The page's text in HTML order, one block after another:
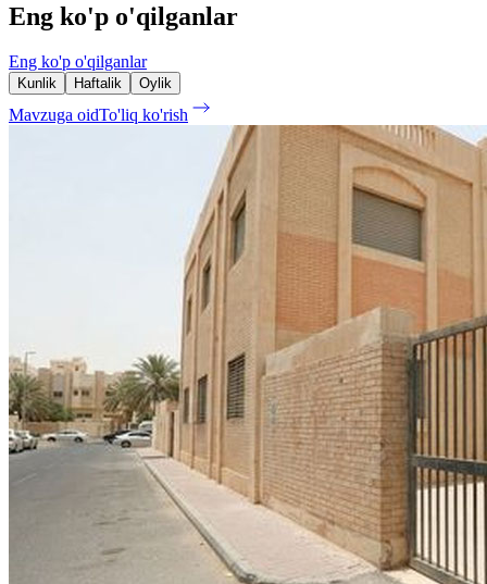
Eng ko'p o'qilganlar
Eng ko'p o'qilganlar
Kunlik Haftalik Oylik
Mavzuga oidTo'liq ko'rish